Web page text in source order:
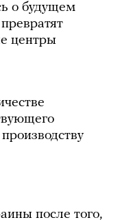
о будущем
центры
после того,